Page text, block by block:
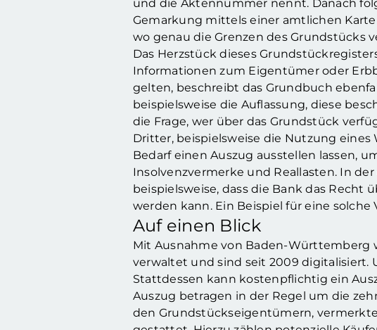
und die Aktennummer nennt. Danach
Gemarkung mittels einer amtlichen
wo genau die Grenzen des Grundstücks
Das Herzstück dieses
Informationen zum Eigentümer oder
gelten, beschreibt das Grundbuch
beispielsweise die Auflassung, diese
die Frage, wer über das Grundstück
Dritter, beispielsweise die Nutzung
Bedarf einen Auszug ausstellen lassen,
Insolvenzvermerke und Reallasten. In
beispielsweise, dass die Bank das Recht
werden kann. Ein Beispiel für eine
Auf einen Blick
Mit Ausnahme von Baden-Württemberg
verwaltet und sind seit 2009 digitalisiert.
Stattdessen kann kostenpflichtig ein
Auszug betragen in der Regel um die
den Grundstückseigentümern,